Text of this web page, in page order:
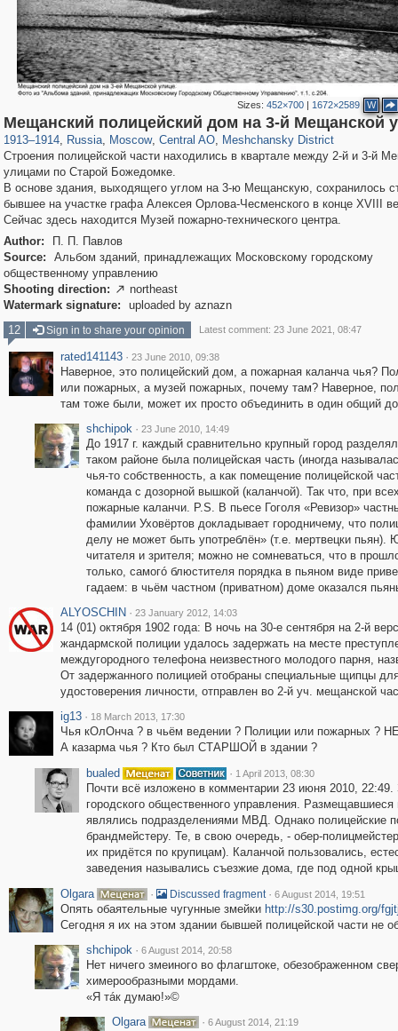
Sizes:452×700 | 1672×2589 W
Мещанский полицейский дом на 3-й Мещанской
1913–1914, Russia
1,406,522 29,243
, Moscow
319,780 8,286
, Central AO
159,978 5,916
, Meshchansky District
10,185 264
Строения полицейской части находились в квартале между 2-й и 3-й
улицами по Старой Божедомке.
В основе здания, выходящего углом на 3-ю Мещанскую, сохранилось
бывшее на участке графа Алексея Орлова-Чесменского в конце XVIII
Сейчас здесь находится Музей пожарно-технического центра.
Author:
П. П. Павлов
Source:
Альбом зданий, принадлежащих Московскому городскому
общественному управлению
Shooting direction:  northeast
Watermark signature:
uploaded by aznazn
12
Sign in to share your opinion Latest comment: 23 June 2021, 08:47
rated141143 · 23 June 2010, 09:38
Наверное, это полицейский дом, а пожарная каланча чья?
или пожарных, а музей пожарных, почему там? Наверное,
там тоже были, может их просто объединить в один общий
shchipok · 23 June 2010, 14:49
До 1917 г. каждый сравнительно крупный город
таком районе была полицейская часть (иногда
чья-то собственность, а как помещение полицейской
команда с дозорной вышкой (каланчой). Так что, при
пожарные каланчи. P.S. В пьесе Гоголя «Ревизор»
фамилии Уховёртов докладывает городничему, что
делу не может быть употреблён» (т.е. мертвецки пьян).
читателя и зрителя; можно не сомневаться, что в
только, самогó блюстителя порядка в пьяном виде
гадаем: в чьём частном (приватном) доме оказался
ALYOSCHIN · 23 January 2012, 14:03
14 (01) октября 1902 года: В ночь на 30-е сентября на 2-й
жандармской полиции удалось задержать на месте
междугородного телефона неизвестного молодого парня,
От задержанного полицией отобраны специальные щипцы
удостоверения личности, отправлен во 2-й уч. мещанской
ig13 · 18 March 2013, 17:30
Чья кОлОнча ? в чьём ведении ? Полиции или пожарных ?
А казарма чья ? Кто был СТАРШОЙ в здании ?
bualed
· 1 April 2013, 08:30
Почти всё изложено в комментарии 23 июня 2010,
городского общественного управления.
являлись подразделениями МВД. Однако полицейские
брандмейстеру. Те, в свою очередь, - обер-
их придётся по крупицам). Каланчой пользовались,
заведения назывались съезжие дома, где под одной
Olgara
· Discussed fragment · 6 August 2014, 19:51
Опять обаятельные чугунные змейки http://s30.postimg.org/
Сегодня я их на этом здании бывшей полицейской части не
shchipok · 6 August 2014, 20:58
Нет ничего змеиного во флагштоке, обезображенном
химерообразными мордами.
«Я тáк думаю!»©
Olgara
· 6 August 2014, 21:19